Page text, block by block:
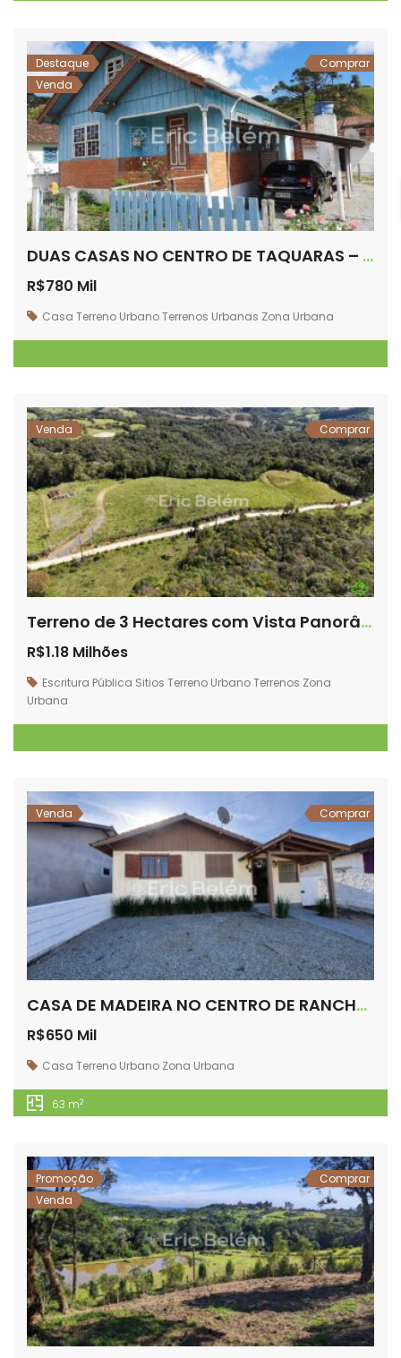
Destaque
Venda
Comprar
DUAS CASAS NO CENTRO DE TAQUARAS – RANCHO QUEIMADO/SC
R$780 Mil
Casa Terreno UrbanoTerrenos Urbanas Zona Urbana
Venda Comprar
Terreno de 3 Hectares com Vista Panorâmica – Morro Chato, Rancho Queimado/SC
R$1.18 Milhões
Escritura Pública Sitios Terreno UrbanoTerrenos Zona
Urbana
Venda Comprar
CASA DE MADEIRA NO CENTRO DE RANCHO QUEIMADO/SC
R$650 Mil
Casa Terreno Urbano Zona Urbana
63 m2
Promoção
Venda
Comprar